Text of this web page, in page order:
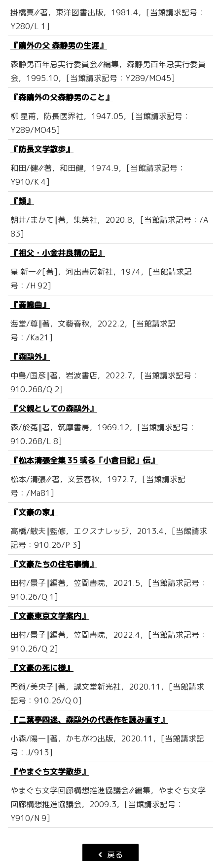
掛橋真∥著，東洋図書出版，1981.4，[当館請求記号：
Y280/L 1]
『鴎外の父 森静男の生涯』
森静男百年忌実行委員会∥編集，森静男百年忌実行委員
会，1995.10，[当館請求記号：Y289/MO45]
『森鴎外の父森静男のこと』
柳 星甫，防長医界社，1947.05，[当館請求記号：
Y289/MO45]
『防長文学散歩』
和田/健∥著，和田健，1974.9，[当館請求記号：
Y910/K 4]
『類』
朝井/まかて‖著，集英社，2020.8，[当館請求記号：/A
83]
『祖父・小金井良精の記』
星 新一∥[著]，河出書房新社，1974，[当館請求記
号：/H 92]
『奏鳴曲』
海堂/尊‖著，文藝春秋，2022.2，[当館請求記
号：/Ka21]
『森鷗外』
中島/国彦‖著，岩波書店，2022.7，[当館請求記号：
910.268/Q 2]
『父親としての森鷗外』
森/於菟‖著，筑摩書房，1969.12，[当館請求記号：
910.268/L 8]
『松本清張全集 35 或る「小倉日記」伝』
松本/清張∥著，文芸春秋，1972.7，[当館請求記
号：/Ma81]
『文豪の家』
高橋/敏夫‖監修，エクスナレッジ，2013.4，[当館請求
記号：910.26/P 3]
『文豪たちの住宅事情』
田村/景子‖編著，笠間書院，2021.5，[当館請求記号：
910.26/Q 1]
『文豪東京文学案内』
田村/景子‖編著，笠間書院，2022.4，[当館請求記号：
910.26/Q 2]
『文豪の死に様』
門賀/美央子‖著，誠文堂新光社，2020.11，[当館請求
記号：910.26/Q 0]
『二葉亭四迷、森鷗外の代表作を読み直す』
小森/陽一‖著，かもがわ出版，2020.11，[当館請求記
号：J/913]
『やまぐち文学散歩』
やまぐち文学回廊構想推進協議会∥編集，やまぐち文学
回廊構想推進協議会，2009.3，[当館請求記号：
Y910/N 9]
戻る